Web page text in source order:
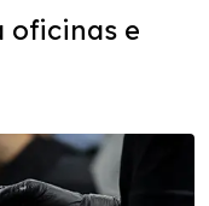
oficinas e